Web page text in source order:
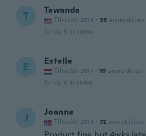
T Tawanda
Tilmeldt 2018 · 35 anmeldelser
for ca. 5 år siden
E Estelle
Tilmeldt 2017 · 10 anmeldelser
for ca. 6 år siden
J Joanne
Tilmeldt 2018 · 72 anmeldelser